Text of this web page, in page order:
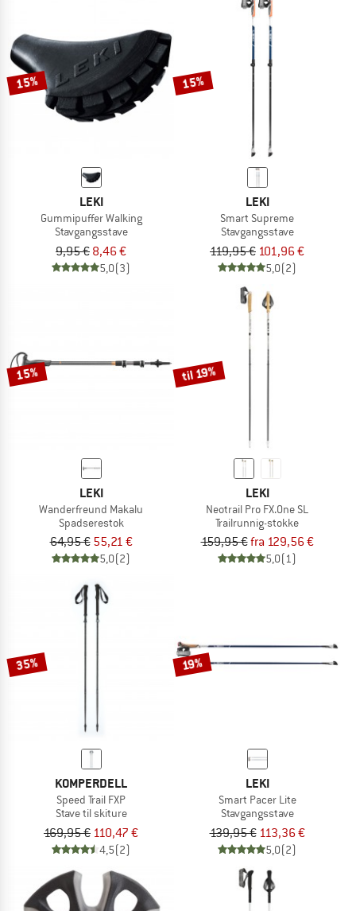
15%
LEKI
Gummipuffer Walking
Stavgangsstave
9,95 € 8,46 €
5,0(3)
15%
LEKI
Smart Supreme
Stavgangsstave
119,95 € 101,96 €
5,0(2)
15%
LEKI
Wanderfreund Makalu
Spadserestok
64,95 € 55,21 €
5,0(2)
til 19%
LEKI
Neotrail Pro FX.One SL
Trailrunnig-stokke
159,95 €fra 129,56 €
5,0(1)
35%
KOMPERDELL
Speed Trail FXP
Stave til skiture
169,95 € 110,47 €
4,5(2)
19%
LEKI
Smart Pacer Lite
Stavgangsstave
139,95 € 113,36 €
5,0(2)